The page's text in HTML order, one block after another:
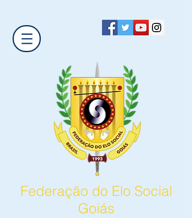
Federação do Elo Social
Goiás